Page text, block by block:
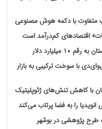
متفاوت با دکمه هوش مصنوعی
اقتصادهای کم‌درآمد است
دلار
با سوخت ترکیبی به بازار
با کاهش تنش‌های ژئوپلیتیک
را به فضا پرتاب می‌کند
طرح پژوهشی در بوشهر